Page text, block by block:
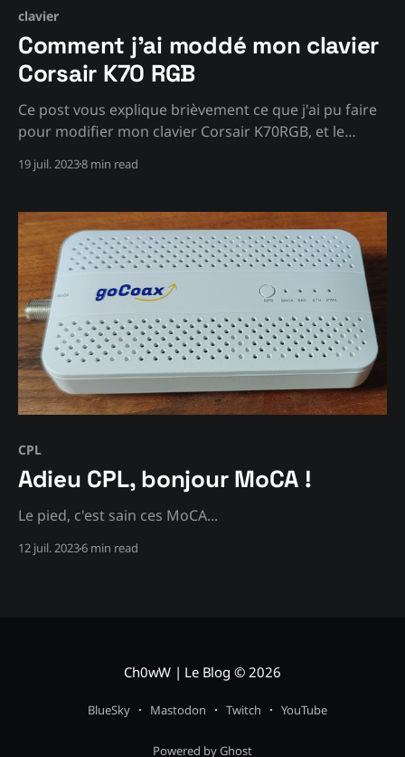
clavier
Comment j'ai moddé mon clavier
Corsair K70 RGB
Ce post vous explique brièvement ce que j'ai pu faire
pour modifier mon clavier Corsair K70RGB, et le
19 juil. 20238 min read
CPL
Adieu CPL, bonjour MoCA !
Le pied, c'est sain ces MoCA...
12 juil. 20236 min read
Ch0wW | Le Blog © 2026
BlueSky Mastodon Twitch YouTube
Powered by Ghost